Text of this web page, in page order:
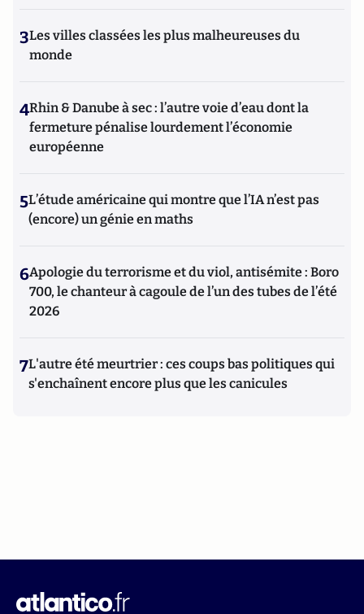
3Les villes classées les plus malheureuses du
monde
4Rhin & Danube à sec : l’autre voie d’eau dont la
fermeture pénalise lourdement l’économie
européenne
5L’étude américaine qui montre que l’IA n’est pas
(encore) un génie en maths
6Apologie du terrorisme et du viol, antisémite : Boro
700, le chanteur à cagoule de l’un des tubes de l’été
2026
7L'autre été meurtrier : ces coups bas politiques qui
s'enchaînent encore plus que les canicules